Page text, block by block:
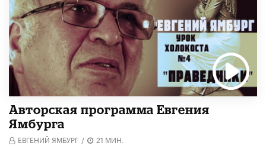
Авторская программа Евгения
Ямбурга
ЕВГЕНИЙ ЯМБУРГ / 21 МИН.